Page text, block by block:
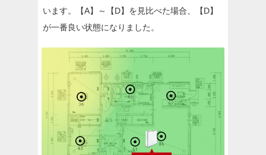
います。【A】～【D】を見比べた場合、【D】
が一番良い状態になりました。